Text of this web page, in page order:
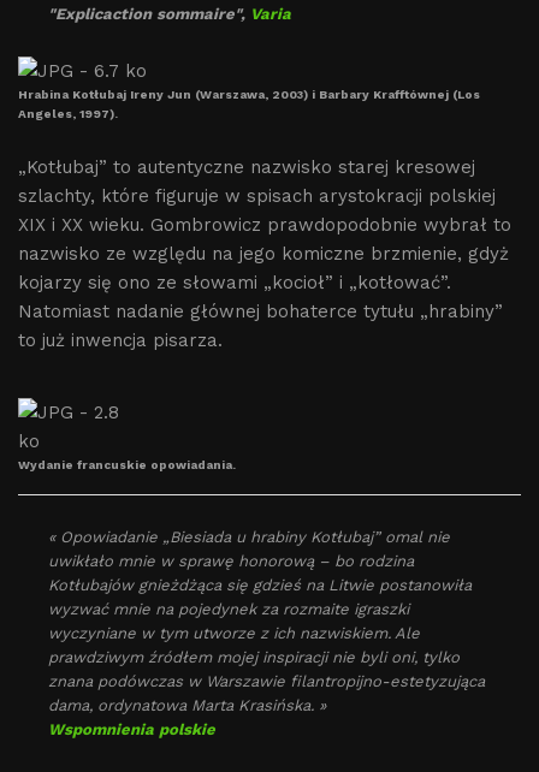
"Explicaction sommaire", Varia
Hrabina Kotłubaj Ireny Jun (Warszawa, 2003) i Barbary Krafftównej (Los
Angeles, 1997).
„Kotłubaj” to autentyczne nazwisko starej kresowej
szlachty, które figuruje w spisach arystokracji polskiej
XIX i XX wieku. Gombrowicz prawdopodobnie wybrał to
nazwisko ze względu na jego komiczne brzmienie, gdyż
kojarzy się ono ze słowami „kocioł” i „kotłować”.
Natomiast nadanie głównej bohaterce tytułu „hrabiny”
to już inwencja pisarza.
Wydanie francuskie opowiadania.
« Opowiadanie „Biesiada u hrabiny Kotłubaj” omal nie
uwikłało mnie w sprawę honorową – bo rodzina
Kotłubajów gnieżdżąca się gdzieś na Litwie postanowiła
wyzwać mnie na pojedynek za rozmaite igraszki
wyczyniane w tym utworze z ich nazwiskiem. Ale
prawdziwym źródłem mojej inspiracji nie byli oni, tylko
znana podówczas w Warszawie filantropijno-estetyzująca
dama, ordynatowa Marta Krasińska. »
Wspomnienia polskie